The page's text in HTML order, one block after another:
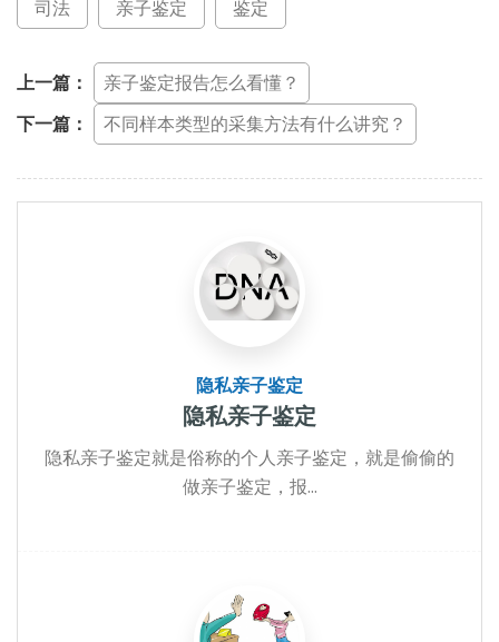
司法 亲子鉴定 鉴定
上一篇：
亲子鉴定报告怎么看懂？
下一篇：
不同样本类型的采集方法有什么讲究？
隐私亲子鉴定
隐私亲子鉴定
隐私亲子鉴定就是俗称的个人亲子鉴定，就是偷偷的
做亲子鉴定，报...